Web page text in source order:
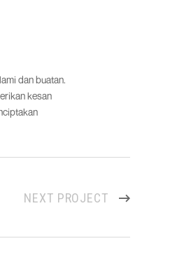
dan buatan.
kesan
NEXT PROJECT